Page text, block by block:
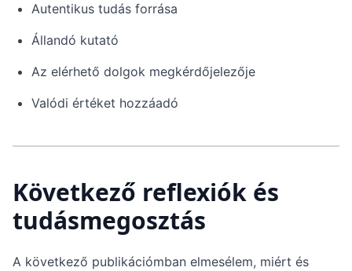
Autentikus tudás forrása
Állandó kutató
Az elérhető dolgok megkérdőjelezője
Valódi értéket hozzáadó
Következő reflexiók és
tudásmegosztás
A következő publikációmban elmesélem, miért és